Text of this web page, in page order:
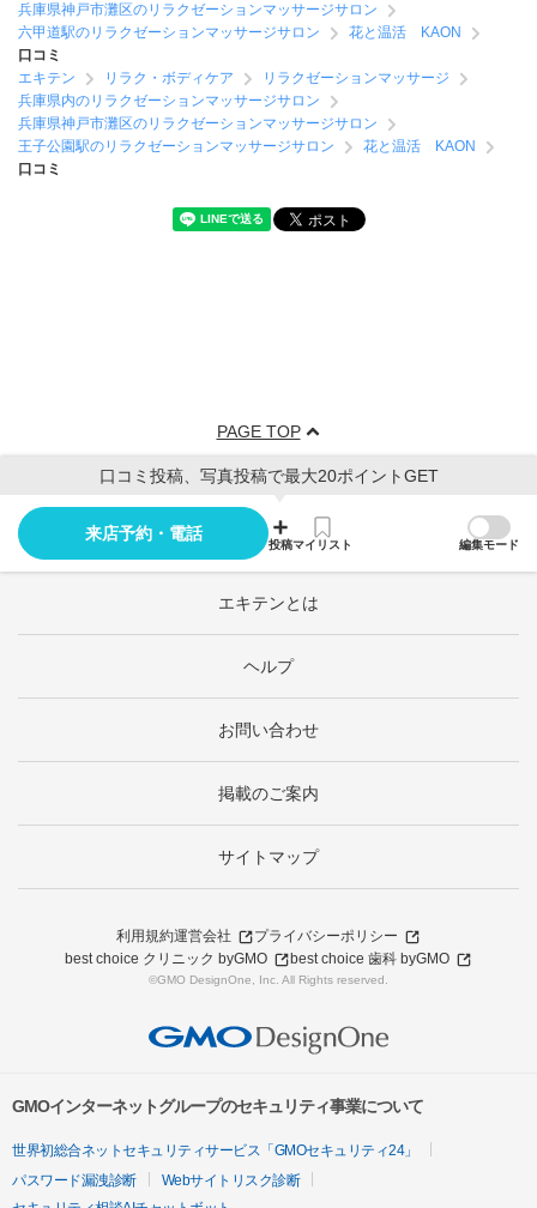
兵庫県神戸市灘区のリラクゼーションマッサージサロン
六甲道駅のリラクゼーションマッサージサロン
花と温活 KAON
口コミ
エキテン
リラク・ボディケア
リラクゼーションマッサージ
兵庫県内のリラクゼーションマッサージサロン
兵庫県神戸市灘区のリラクゼーションマッサージサロン
王子公園駅のリラクゼーションマッサージサロン
花と温活 KAON
口コミ
PAGE TOP
口コミ投稿、写真投稿で最大20ポイントGET
来店予約・電話
投稿マイリスト 編集モード
エキテンとは
ヘルプ
お問い合わせ
掲載のご案内
サイトマップ
利用規約運営会社
プライバシーポリシー
best choice クリニック byGMO
best choice 歯科 byGMO
©GMO DesignOne, Inc. All Rights reserved.
GMOインターネットグループのセキュリティ事業について
世界初総合ネットセキュリティサービス「GMOセキュリティ24」
パスワード漏洩診断
Webサイトリスク診断